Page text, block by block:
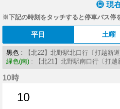
現
※下記の時刻をタッチすると停車バス停
平日 土曜
黒色 : 【北22】北野駅北口行〔打越新
緑色(南) : 【北21】北野駅南口行〔打
10時
10